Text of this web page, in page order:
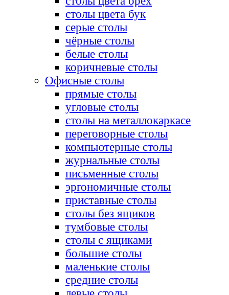
столы цвета бук
серые столы
чёрные столы
белые столы
коричневые столы
Офисные столы
прямые столы
угловые столы
столы на металлокаркасе
переговорные столы
компьютерные столы
журнальные столы
письменные столы
эргономичные столы
приставные столы
столы без ящиков
тумбовые столы
столы с ящиками
большие столы
маленькие столы
средние столы